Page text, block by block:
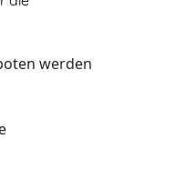
werden